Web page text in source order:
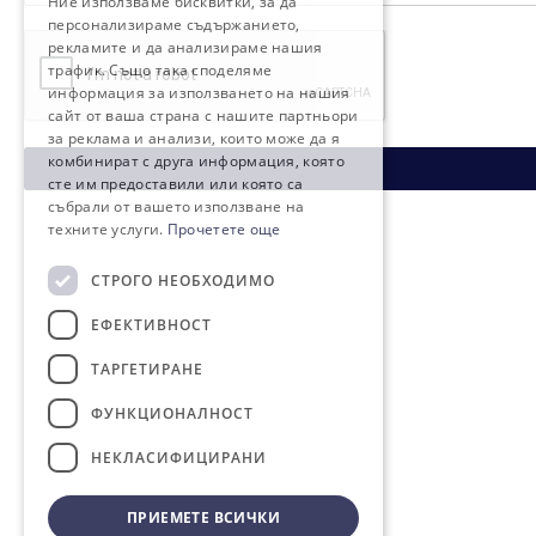
персонализираме съдържанието,
рекламите и да анализираме нашия
трафик. Също така споделяме
информация за използването на нашия
сайт от ваша страна с нашите партньори
за реклама и анализи, които може да я
комбинират с друга информация, която
сте им предоставили или която са
събрали от вашето използване на
техните услуги. Прочетете още
СТРОГО НЕОБХОДИМО
ЕФЕКТИВНОСТ
ТАРГЕТИРАНЕ
ФУНКЦИОНАЛНОСТ
НЕКЛАСИФИЦИРАНИ
ПРИЕМЕТЕ ВСИЧКИ